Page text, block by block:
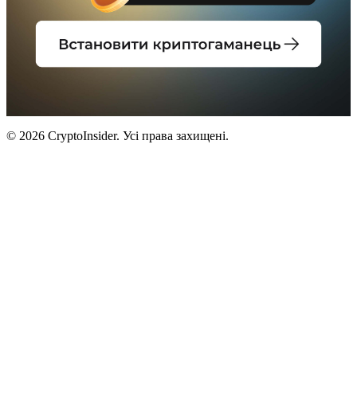
© 2026 CryptoInsider. Усі права захищені.